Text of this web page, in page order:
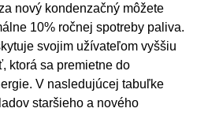
nový kondenzačný môžete
10% ročnej spotreby paliva.
svojim užívateľom vyššiu
ktorá sa premietne do
V nasledujúcej tabuľke
staršieho a nového